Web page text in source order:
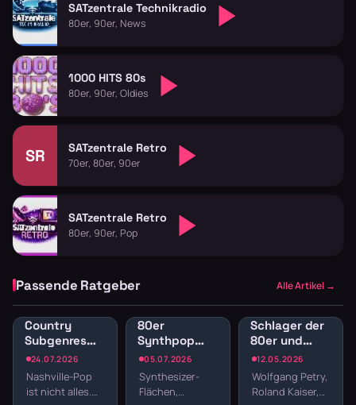
SATzentrale Technikradio
80er, 90er, News
1000 HITS 80s
80er, 90er, Oldies
SR SATzentrale Retro
70er, 80er, 90er
SATzentrale Retro
80er, 90er, Pop
Passende Ratgeber Alle Artikel →
24.07.2026
Country
Subgenres
Radio:
Bluegrass,
Honky Tonk
Nashville-Pop
ist nicht alles.
05.07.2026
80er
Synthpop
Radio: New
Wave und
elektronische
Synthesizer-
Flächen,
12.05.2026
Schlager der
80er und
90er
kostenlos im
Stream hören
Wolfgang Petry,
Roland Kaiser,